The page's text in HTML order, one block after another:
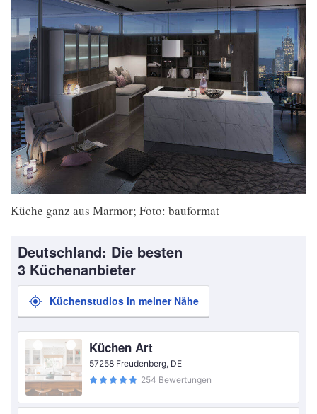
Küche ganz aus Marmor; Foto: bauformat
Deutschland: Die besten
3 Küchenanbieter
Küchenstudios in meiner Nähe
Küchen Art
57258 Freudenberg, DE
254 Bewertungen